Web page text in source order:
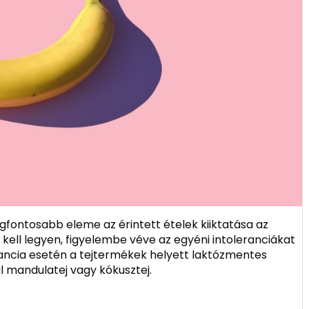
eleme az érintett ételek kiiktatása az
legyen, figyelembe véve az egyéni intoleranciákat
esetén a tejtermékek helyett laktózmentes
vagy kókusztej.